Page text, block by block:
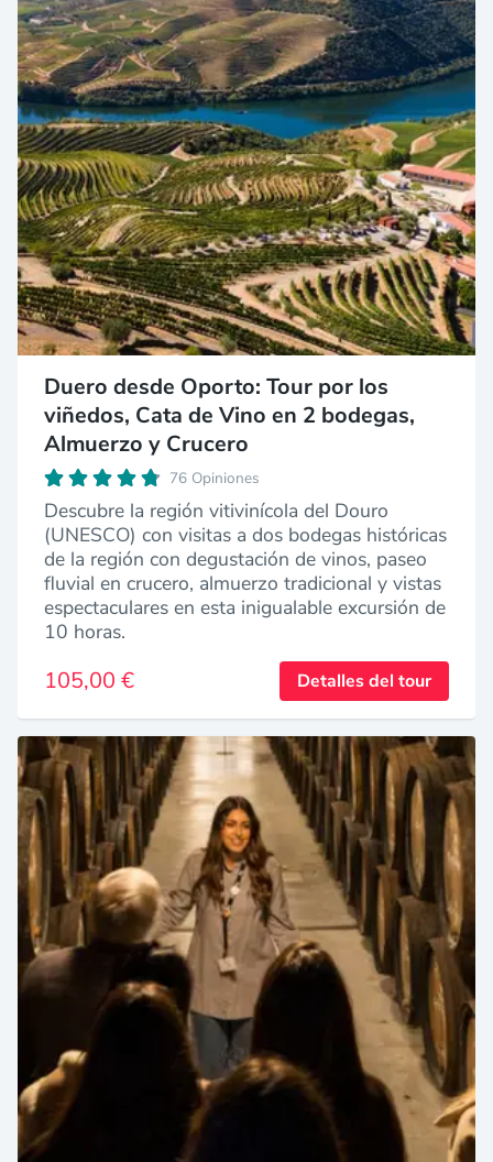
Duero desde Oporto: Tour por los
viñedos, Cata de Vino en 2 bodegas,
Almuerzo y Crucero
76 Opiniones
Descubre la región vitivinícola del Douro
(UNESCO) con visitas a dos bodegas históricas
de la región con degustación de vinos, paseo
fluvial en crucero, almuerzo tradicional y vistas
espectaculares en esta inigualable excursión de
10 horas.
105,00 € Detalles del tour